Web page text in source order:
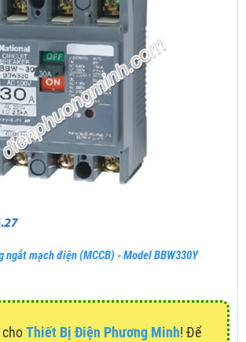
ngắt mạch điện (MCCB) - Model BBW330Y
Thiết Bị Điện Phương Minh! Để